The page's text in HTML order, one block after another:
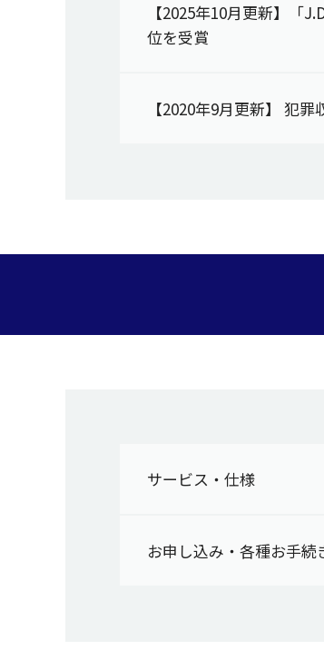
【2025年10月更新】「
位を受賞
【2020年9月更新】 犯
サービス・仕様
お申し込み・各種お手続